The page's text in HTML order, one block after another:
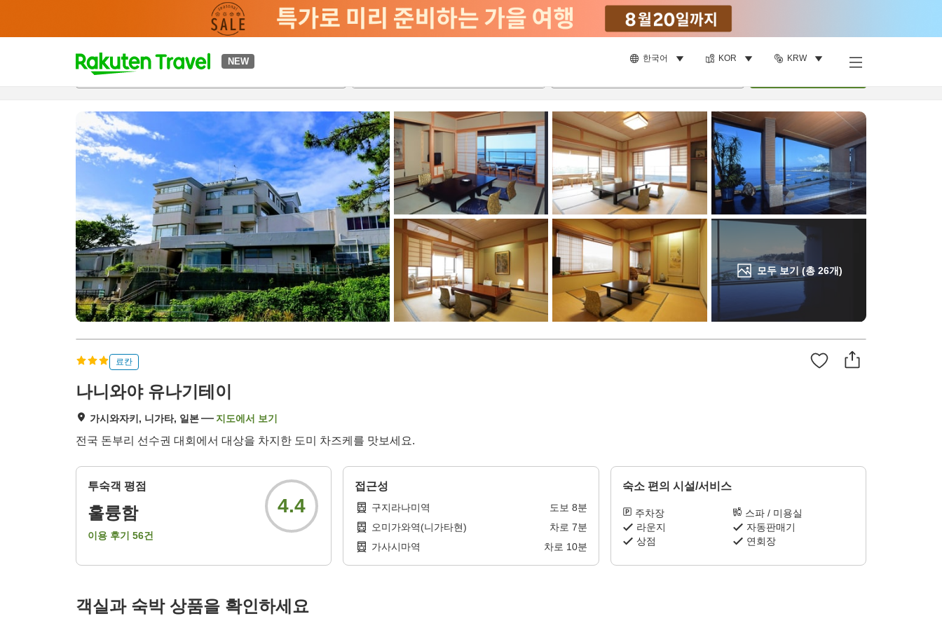
NEW 한국어 KOR KRW
t
p
g
e
_
a
r
c
h
모두 보기 (총 26개)
개요객실 & 숙박 상품이용 후기 하이라이트
료칸
나니와야 유나기테이
가시와자키, 니가타, 일본 지도에서 보기
전국 돈부리 선수권 대회에서 대상을 차지한 도미 차즈케를 맛보세요.
투숙객 평점
훌륭함
이용 후기 56건
4.4
접근성
구지라나미역 도보 8분
오미가와역(니가타현)
차로 7분
가사시마역
차로 10분
숙소 편의 시설/서비스
주차장
스파 / 미용실
라운지
자동판매기
상점
연회장
객실과 숙박 상품을 확인하세요